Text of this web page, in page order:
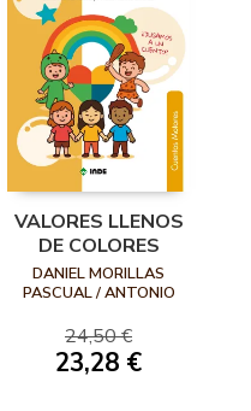
VALORES LLENOS
DE COLORES
DANIEL MORILLAS
PASCUAL / ANTONIO
24,50 €
23,28 €